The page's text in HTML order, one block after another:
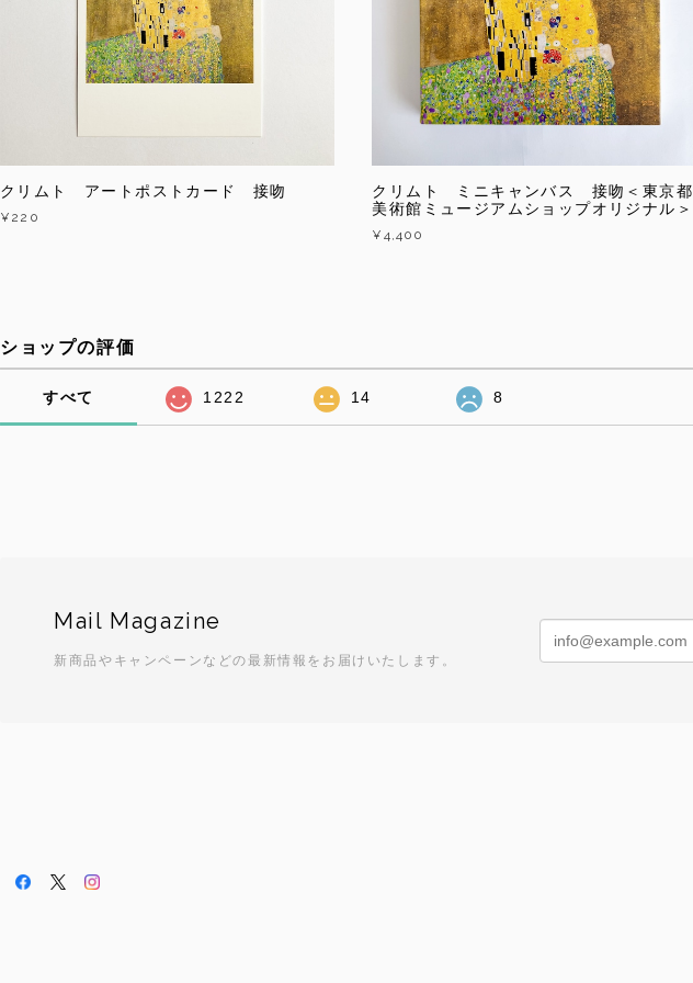
クリムト アートポストカード 接吻
¥220
クリムト ミニキャンバス 接吻＜東京都
美術館ミュージアムショップオリジナル＞
¥4,400
ショップの評価
すべて 1222 14 8
Mail Magazine
新商品やキャンペーンなどの最新情報をお届けいたします。